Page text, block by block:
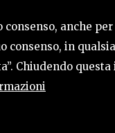
anche
consenso, in
Chiudendo
GUIDA